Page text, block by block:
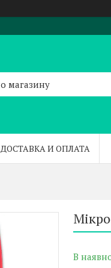
ДОСТАВКА И ОПЛАТА
В